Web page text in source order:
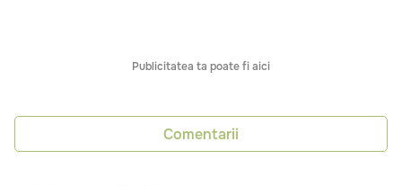
Publicitatea ta poate fi aici
Comentarii